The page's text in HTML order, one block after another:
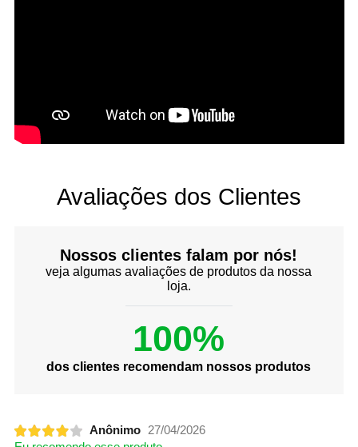
Avaliações dos Clientes
Nossos clientes falam por nós!
veja algumas avaliações de produtos da nossa
loja.
100%
dos clientes recomendam nossos produtos
Anônimo
27/04/2026